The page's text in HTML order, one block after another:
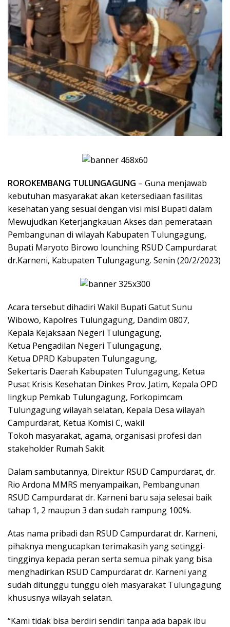
ROROKEMBANG TULUNGAGUNG – Guna menjawab
kebutuhan masyarakat akan ketersediaan fasilitas
kesehatan yang sesuai dengan visi misi Bupati dalam
Mewujudkan Keterjangkauan Akses dan pemerataan
Pembangunan di wilayah Kabupaten Tulungagung,
Bupati Maryoto Birowo lounching RSUD Campurdarat
dr.Karneni, Kabupaten Tulungagung. Senin (20/2/2023)
Acara tersebut dihadiri Wakil Bupati Gatut Sunu
Wibowo, Kapolres Tulungagung, Dandim 0807,
Kepala Kejaksaan Negeri Tulungagung,
Ketua Pengadilan Negeri Tulungagung,
Ketua DPRD Kabupaten Tulungagung,
Sekertaris Daerah Kabupaten Tulungagung, Ketua
Pusat Krisis Kesehatan Dinkes Prov. Jatim, Kepala OPD
lingkup Pemkab Tulungagung, Forkopimcam
Tulungagung wilayah selatan, Kepala Desa wilayah
Campurdarat, Ketua Komisi C, wakil
Tokoh masyarakat, agama, organisasi profesi dan
stakeholder Rumah Sakit.
Dalam sambutannya, Direktur RSUD Campurdarat, dr.
Rio Ardona MMRS menyampaikan, Pembangunan
RSUD Campurdarat dr. Karneni baru saja selesai baik
tahap 1, 2 maupun 3 dan sudah rampung 100%.
Atas nama pribadi dan RSUD Campurdarat dr. Karneni,
pihaknya mengucapkan terimakasih yang setinggi-
tingginya kepada peran serta semua pihak yang bisa
menghadirkan RSUD Campurdarat dr. Karneni yang
sudah ditunggu tunggu oleh masyarakat Tulungagung
khususnya wilayah selatan.
“Kami tidak bisa berdiri sendiri tanpa ada bapak ibu